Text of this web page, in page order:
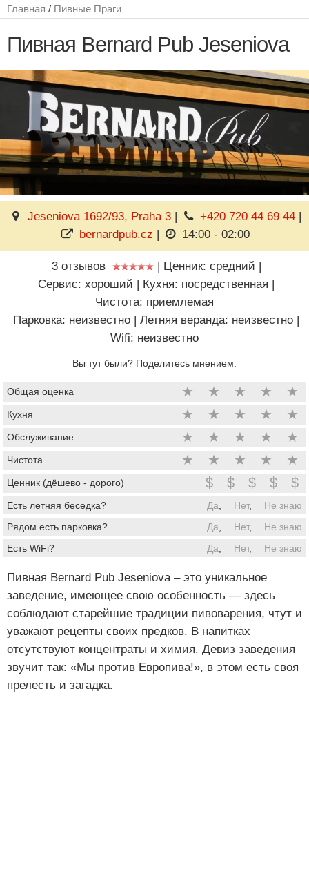
Главная / Пивные Праги
Пивная Bernard Pub Jeseniova
Jeseniova 1692/93, Praha 3| +420 720 44 69 44 |
bernardpub.cz | 14:00 - 02:00
3 отзывов | Ценник: средний |
Сервис: хороший | Кухня: посредственная |
Чистота: приемлемая
Парковка: неизвестно | Летняя веранда: неизвестно |
Wifi: неизвестно
Вы тут были? Поделитесь мнением.
Общая оценка ★ ★ ★ ★ ★
Кухня ★ ★ ★ ★ ★
Обслуживание ★ ★ ★ ★ ★
Чистота ★ ★ ★ ★ ★
Ценник (дёшево - дорого) $ $ $ $ $
Есть летняя беседка? Да Нет,
Не знаю
Рядом есть парковка?
Да Нет,
Не знаю
Есть WiFi?
Да Нет, Не знаю
Пивная Bernard Pub Jeseniova – это уникальное
заведение, имеющее свою особенность — здесь
соблюдают старейшие традиции пивоварения, чтут и
уважают рецепты своих предков. В напитках
отсутствуют концентраты и химия. Девиз заведения
звучит так: «Мы против Европива!», в этом есть своя
прелесть и загадка.